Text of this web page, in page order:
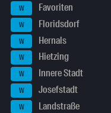
W Favoriten
W Floridsdorf
W Hernals
W Hietzing
W Innere Stadt
W Josefstadt
W Landstraße